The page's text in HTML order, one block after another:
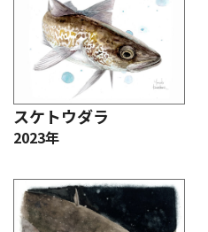
スケトウダラ
2023年